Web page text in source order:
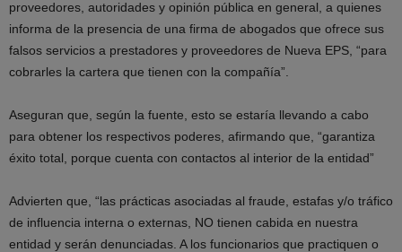
proveedores, autoridades y opinión pública en general, a quienes
informa de la presencia de una firma de abogados que ofrece sus
falsos servicios a prestadores y proveedores de Nueva EPS, “para
cobrarles la cartera que tienen con la compañía”.
Aseguran que, según la fuente, esto se estaría llevando a cabo
para obtener los respectivos poderes, afirmando que, “garantiza
éxito total, porque cuenta con contactos al interior de la entidad”
Advierten que, “las prácticas asociadas al fraude, estafas y/o tráfico
de influencia interna o externas, NO tienen cabida en nuestra
entidad y serán denunciadas. A los funcionarios que practiquen o